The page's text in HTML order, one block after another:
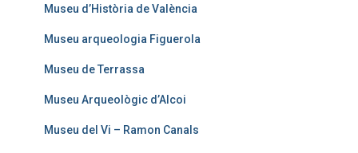
Museu d’Història de València
Museu arqueologia Figuerola
Museu de Terrassa
Museu Arqueològic d’Alcoi
Museu del Vi – Ramon Canals